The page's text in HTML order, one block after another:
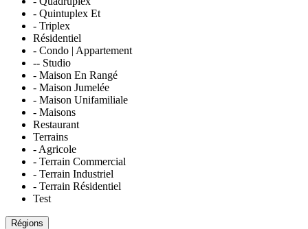
- Quintuplex Et
- Triplex
Résidentiel
- Condo | Appartement
-- Studio
- Maison En Rangé
- Maison Jumelée
- Maison Unifamiliale
- Maisons
Restaurant
Terrains
- Agricole
- Terrain Commercial
- Terrain Industriel
- Terrain Résidentiel
Test
Régions